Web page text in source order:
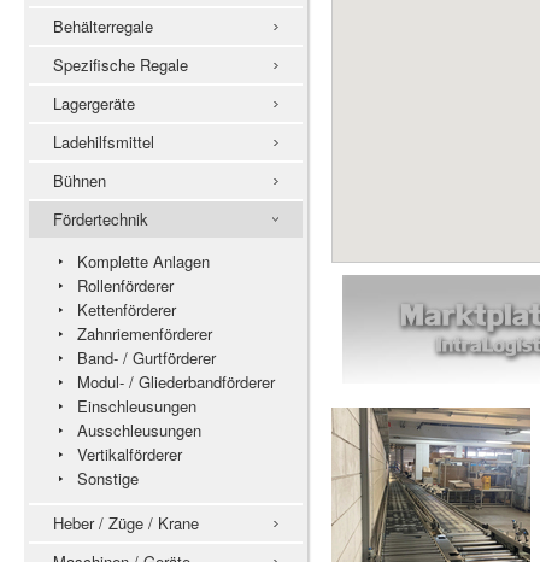
Behälterregale
Spezifische Regale
Lagergeräte
Ladehilfsmittel
Bühnen
Fördertechnik
Komplette Anlagen
Rollenförderer
Kettenförderer
Zahnriemenförderer
Band- / Gurtförderer
Modul- / Gliederbandförderer
Einschleusungen
Ausschleusungen
Vertikalförderer
Sonstige
Heber / Züge / Krane